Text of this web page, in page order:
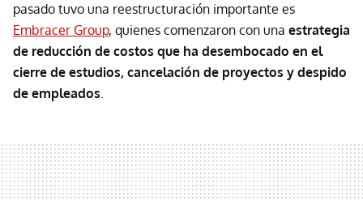
pasado tuvo una reestructuración importante es
Embracer Group, quienes comenzaron con una estrategia
de reducción de costos que ha desembocado en el
cierre de estudios, cancelación de proyectos y despido
de empleados.